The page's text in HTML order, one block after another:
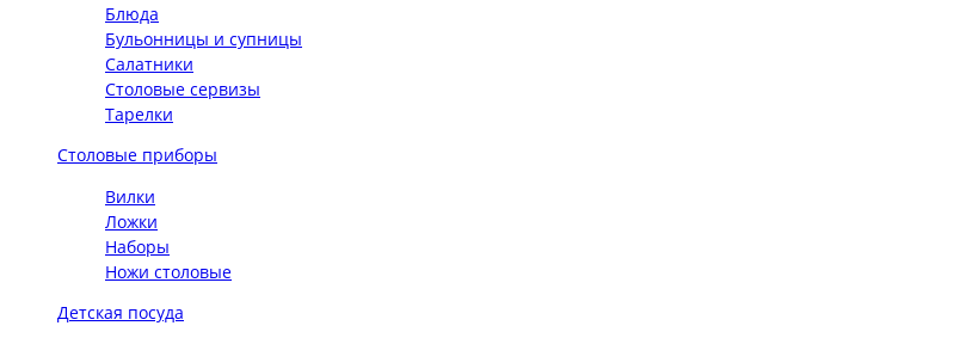
Блюда
Бульонницы и супницы
Салатники
Столовые сервизы
Тарелки
Столовые приборы
Вилки
Ложки
Наборы
Ножи столовые
Детская посуда